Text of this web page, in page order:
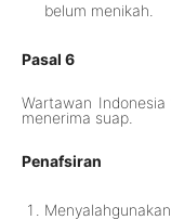
belum menikah.
Pasal 6
Wartawan
menerima suap.
Penafsiran